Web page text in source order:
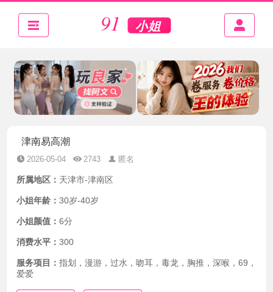
津南易高潮
2026-05-04 2743 匿名
所属地区： 天津市-津南区
小姐年龄： 30岁-40岁
小姐颜值： 6分
消费水平： 300
服务项目： 指划，漫游，过水，吻耳，毒龙，胸推，深喉，69，
爱爱